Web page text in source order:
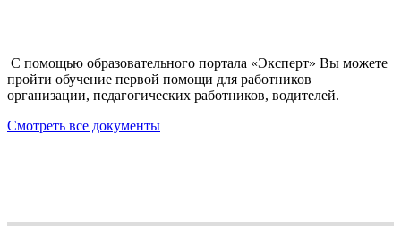
С помощью образовательного портала «Эксперт» Вы можете
пройти обучение первой помощи для работников
организации, педагогических работников, водителей.
Смотреть все документы